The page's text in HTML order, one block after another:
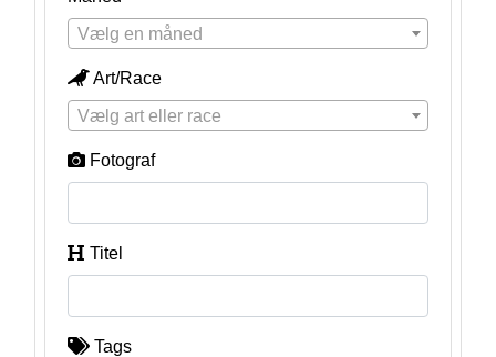
Vælg en måned
Art/Race
Vælg art eller race
Fotograf
Titel
Tags